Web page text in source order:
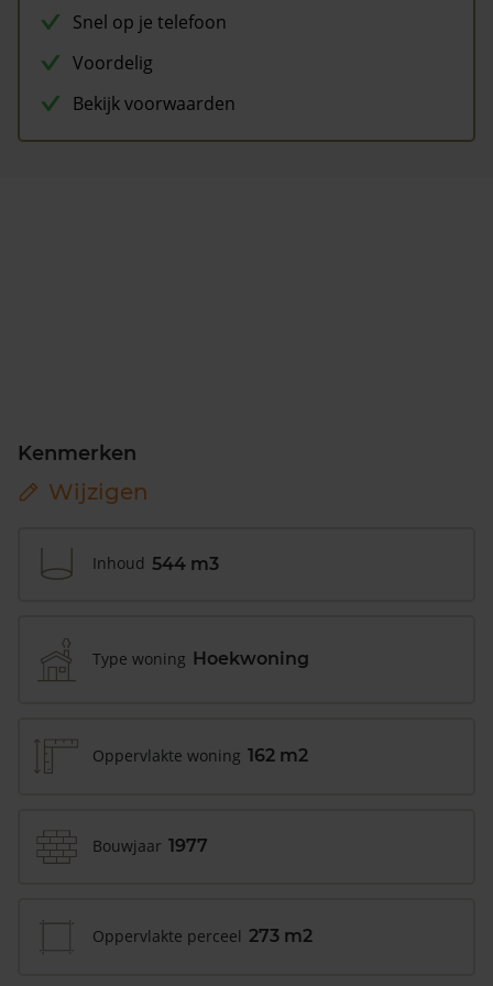
Snel op je telefoon
Voordelig
Bekijk voorwaarden
Kenmerken
Wijzigen
Inhoud 544 m3
Type woning Hoekwoning
Oppervlakte woning 162 m2
Bouwjaar 1977
Oppervlakte perceel 273 m2